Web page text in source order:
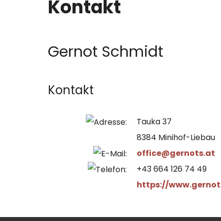
Kontakt
Gernot Schmidt
Kontakt
Tauka 37
8384 Minihof-Liebau
office@gernots.at
+43 664 126 74 49
https://